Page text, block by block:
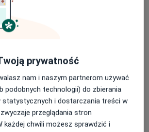
2 Adres 3
27, Szczecin • Mapa
prywatność
nam i naszym partnerom używać
podobnych technologii) do zbierania
statystycznych i dostarczania treści w
przeglądania stron
każdej chwili możesz sprawdzić i